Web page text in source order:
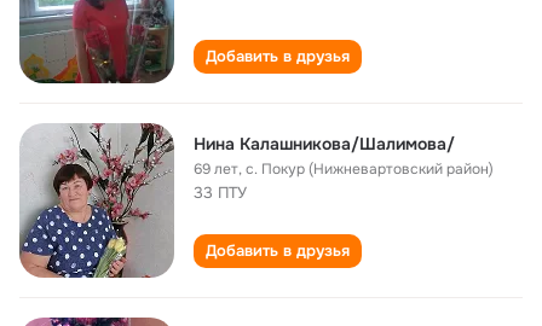
Добавить в друзья
Нина Калашникова/Шалимова/
69 лет,с. Покур (Нижневартовский район)
33 ПТУ
Добавить в друзья